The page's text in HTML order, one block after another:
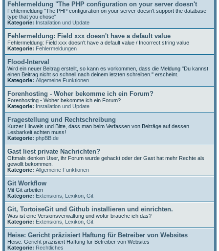
Fehlermeldung "The PHP configuration on your server doesn't
Fehlermeldung "The PHP configuration on your server doesn't support the database
type that you chose"
Kategorie: Installation und Update
Fehlermeldung: Field xxx doesn't have a default value
Fehlermeldung: Field xxx doesn't have a default value / Incorrect string value
Kategorie: Fehlermeldungen
Flood-Interval
Wird ein neuer Beitrag erstellt, so kann es vorkommen, dass die Meldung "Du kannst
einen Beitrag nicht so schnell nach deinem letzten schreiben." erscheint.
Kategorie: Allgemeine Funktionen
Forenhosting - Woher bekomme ich ein Forum?
Forenhosting - Woher bekomme ich ein Forum?
Kategorie: Installation und Update
Fragestellung und Rechtschreibung
Kurzer Hinweis und Bitte, dass man beim Verfassen von Beiträge auf dessen
Lesbarkeit achten muss!
Kategorie: phpBB.de
Gast liest private Nachrichten?
Oftmals denken User, ihr Forum wurde gehackt oder der Gast hat mehr Rechte als
gewollt bekommen.
Kategorie: Allgemeine Funktionen
Git Workflow
Mit Git arbeiten
Kategorie: Extensions Lexikon Git
Git, TortoiseGit und Github installieren und einrichten.
Was ist eine Versionsverwaltung und wofür brauche ich das?
Kategorie: Extensions Lexikon Git
Heise: Gericht präzisiert Haftung für Betreiber von Websites
Heise: Gericht präzisiert Haftung für Betreiber von Websites
Kategorie: Rechtliches